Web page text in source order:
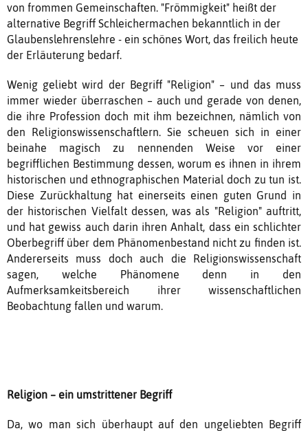
von frommen Gemeinschaften. "Frömmigkeit" heißt der
alternative Begriff Schleichermachen bekanntlich in der
Glaubenslehrenslehre - ein schönes Wort, das freilich heute
der Erläuterung bedarf.
Wenig geliebt wird der Begriff "Religion" – und das muss
immer wieder überraschen – auch und gerade von denen,
die ihre Profession doch mit ihm bezeichnen, nämlich von
den Religionswissenschaftlern. Sie scheuen sich in einer
beinahe magisch zu nennenden Weise vor einer
begrifflichen Bestimmung dessen, worum es ihnen in ihrem
historischen und ethnographischen Material doch zu tun ist.
Diese Zurückhaltung hat einerseits einen guten Grund in
der historischen Vielfalt dessen, was als "Religion" auftritt,
und hat gewiss auch darin ihren Anhalt, dass ein schlichter
Oberbegriff über dem Phänomenbestand nicht zu finden ist.
Andererseits muss doch auch die Religionswissenschaft
sagen, welche Phänomene denn in den
Aufmerksamkeitsbereich ihrer wissenschaftlichen
Beobachtung fallen und warum.
Religion – ein umstrittener Begriff
Da, wo man sich überhaupt auf den ungeliebten Begriff